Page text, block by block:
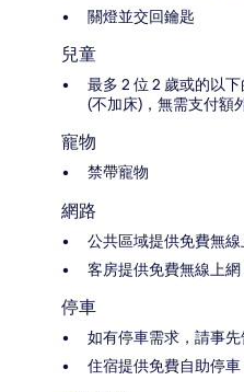
關燈並交回鑰匙
兒童
最多 2 位 2 歲或的以
(不加床)，無需支付額
寵物
禁帶寵物
網路
公共區域提供免費無
客房提供免費無線上網
停車
如有停車需求，請事
住宿提供免費自助停